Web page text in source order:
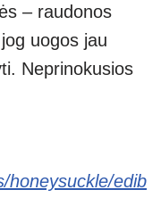
– raudonos
uogos jau
Neprinokusios
honeysuckle/edib